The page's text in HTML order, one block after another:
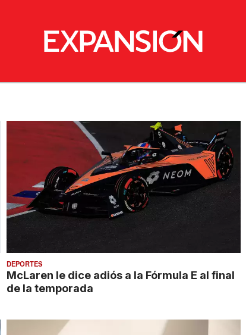
DEPORTES
McLaren le dice adiós a la Fórmula E al final
de la temporada